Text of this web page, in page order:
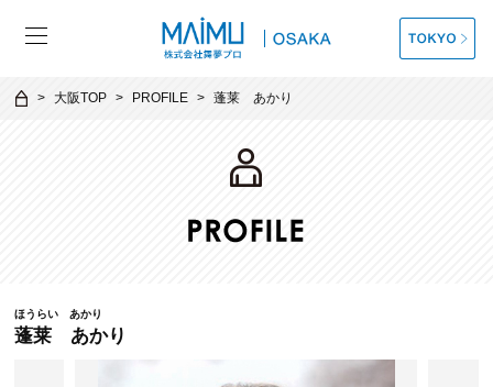
大阪TOP PROFILE 蓬莱 あかり
ほうらい あかり
蓬莱 あかり